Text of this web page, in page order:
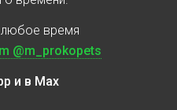
любое время
@m_prokopets
и в Max